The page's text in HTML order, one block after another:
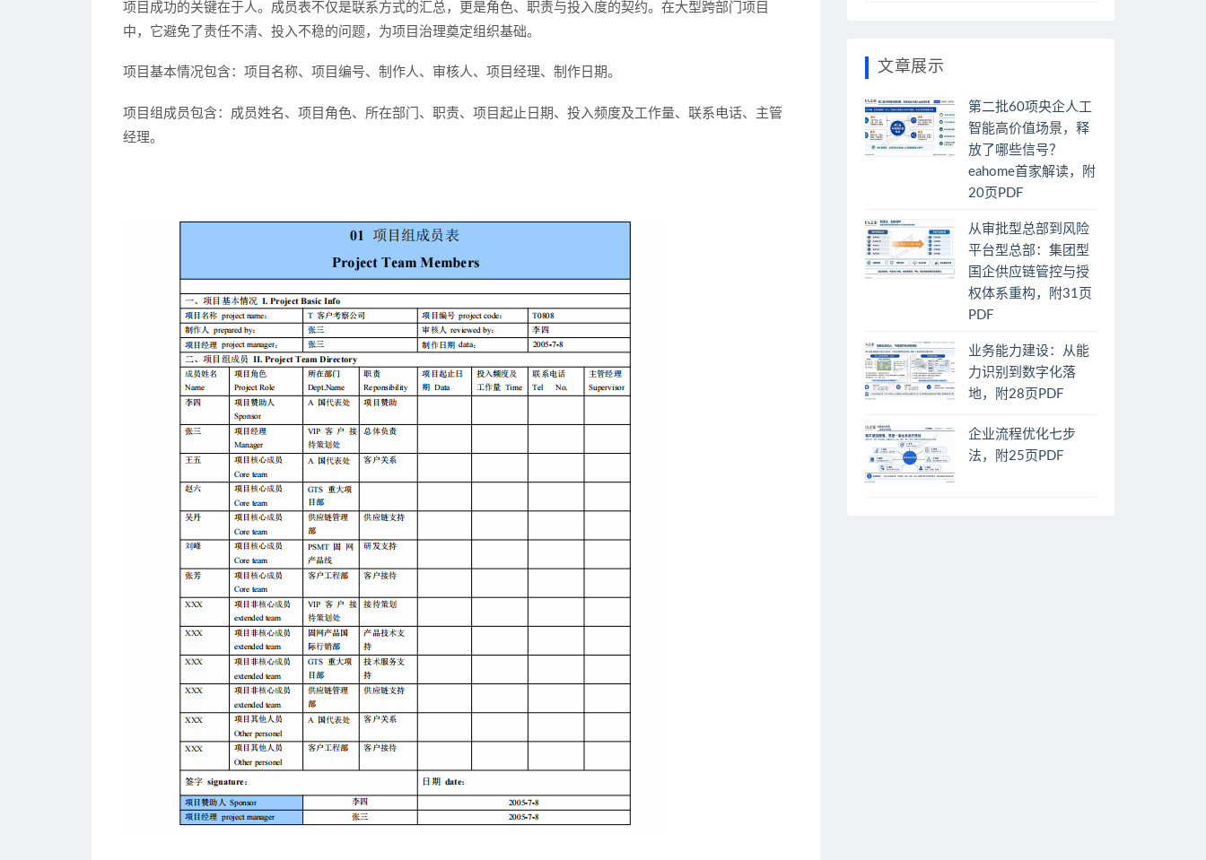
项目成功的关键在于人。成员表不仅是联系方式的汇总，更是角色、职责与投入度的契约。在大型跨部门项目
中，它避免了责任不清、投入不稳的问题，为项目治理奠定组织基础。
项目基本情况包含： 项目名称、项目编号、制作人、审核人、项目经理、制作日期。
项目组成员包含： 成员姓名、项目角色、所在部门、职责、项目起止日期、投入频度及工作量、联系电话、主管
经理。
文章展示
第二批60项央企人工
智能高价值场景，释
放了哪些信号？
eahome首家解读，附
20页PDF
从审批型总部到风险
平台型总部：集团型
国企供应链管控与授
权体系重构，附31页
PDF
业务能力建设：从能
力识别到数字化落
地，附28页PDF
企业流程优化七步
法，附25页PDF